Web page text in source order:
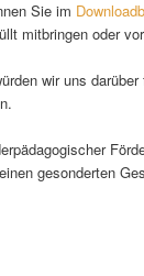
Sie im
mitbringen oder
wir uns
gesonderten